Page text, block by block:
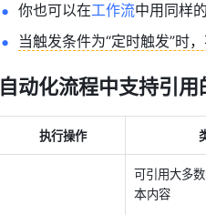
你也可以在工作流中用同样
当触发条件为“定时触发”时
自动化流程中支持引用
执行操作
可引用大多
本内容